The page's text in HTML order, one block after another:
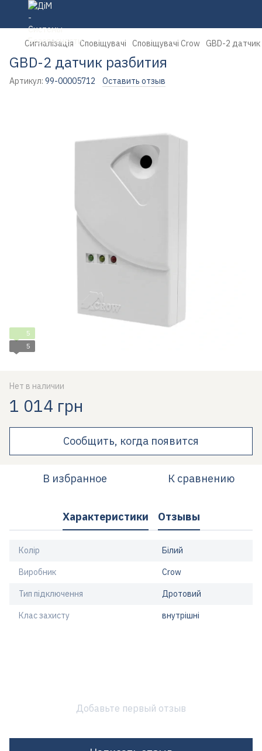
Сигналізація Сповіщувачі Сповіщувачі Crow GBD-2
GBD-2 датчик разбития
Артикул: 99-00005712 Оставить отзыв
5
5
Нет в наличии
1 014 грн
Сообщить, когда появится
В избранное К сравнению
Характеристики Отзывы
Колір Білий
Виробник Crow
Тип підключення Дротовий
Клас захисту внутрішні
Добавьте первый отзыв